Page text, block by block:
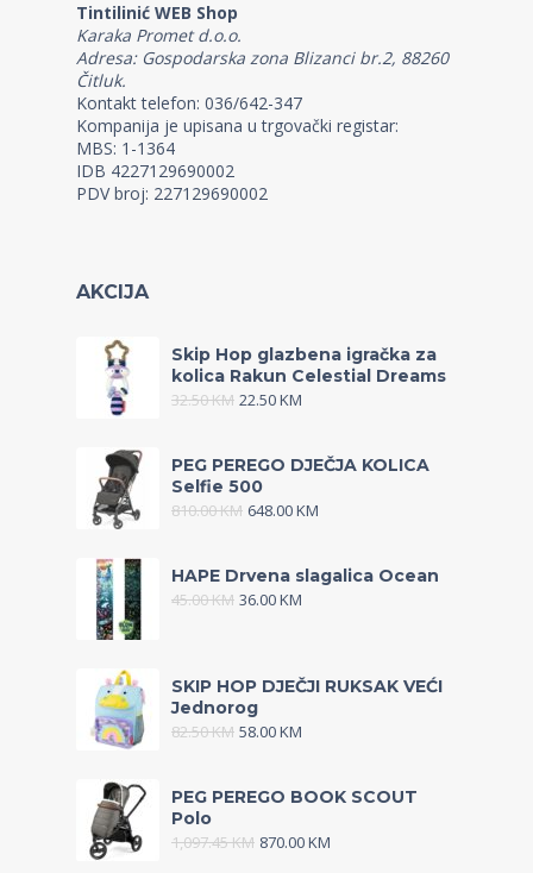
Tintilinić WEB Shop
Karaka Promet d.o.o.
Adresa: Gospodarska zona Blizanci br.2, 88260
Čitluk.
Kontakt telefon: 036/642-347
Kompanija je upisana u trgovački registar:
MBS: 1-1364
IDB 4227129690002
PDV broj: 227129690002
AKCIJA
Skip Hop glazbena igračka za
kolica Rakun Celestial Dreams
32.50KM 22.50KM
PEG PEREGO DJEČJA KOLICA
Selfie 500
810.00KM 648.00KM
HAPE Drvena slagalica Ocean
45.00KM 36.00KM
SKIP HOP DJEČJI RUKSAK VEĆI
Jednorog
82.50KM 58.00KM
PEG PEREGO BOOK SCOUT
Polo
1,097.45KM 870.00KM